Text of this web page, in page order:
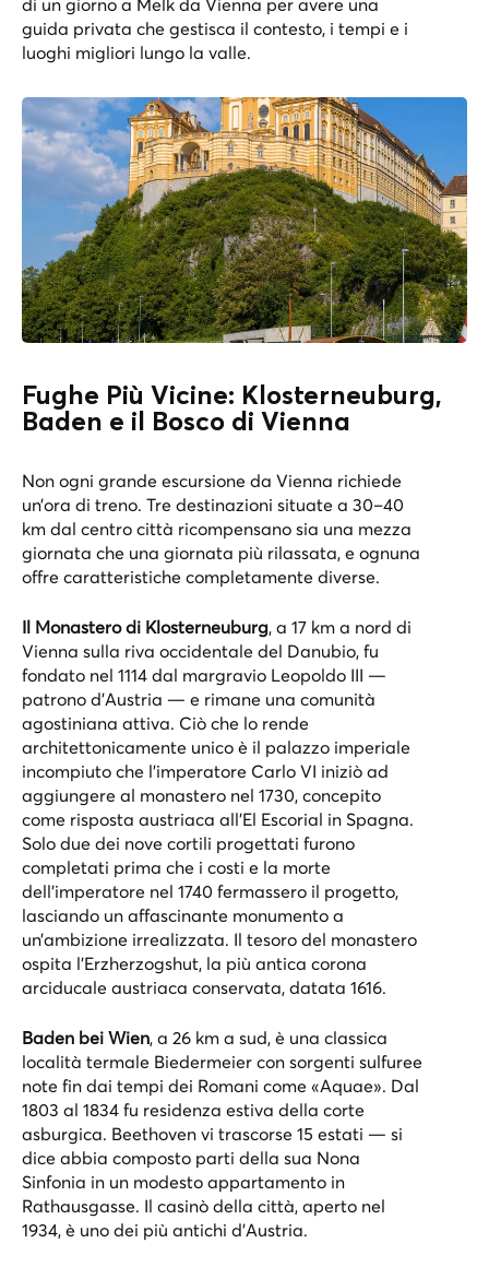
di un giorno a Melk da Vienna per avere una
guida privata che gestisca il contesto, i tempi e i
luoghi migliori lungo la valle.
Fughe Più Vicine: Klosterneuburg,
Baden e il Bosco di Vienna
Non ogni grande escursione da Vienna richiede
un’ora di treno. Tre destinazioni situate a 30–40
km dal centro città ricompensano sia una mezza
giornata che una giornata più rilassata, e ognuna
offre caratteristiche completamente diverse.
Il Monastero di Klosterneuburg, a 17 km a nord di
Vienna sulla riva occidentale del Danubio, fu
fondato nel 1114 dal margravio Leopoldo III —
patrono d’Austria — e rimane una comunità
agostiniana attiva. Ciò che lo rende
architettonicamente unico è il palazzo imperiale
incompiuto che l’imperatore Carlo VI iniziò ad
aggiungere al monastero nel 1730, concepito
come risposta austriaca all’El Escorial in Spagna.
Solo due dei nove cortili progettati furono
completati prima che i costi e la morte
dell’imperatore nel 1740 fermassero il progetto,
lasciando un affascinante monumento a
un’ambizione irrealizzata. Il tesoro del monastero
ospita l’Erzherzogshut, la più antica corona
arciducale austriaca conservata, datata 1616.
Baden bei Wien, a 26 km a sud, è una classica
località termale Biedermeier con sorgenti sulfuree
note fin dai tempi dei Romani come «Aquae». Dal
1803 al 1834 fu residenza estiva della corte
asburgica. Beethoven vi trascorse 15 estati — si
dice abbia composto parti della sua Nona
Sinfonia in un modesto appartamento in
Rathausgasse. Il casinò della città, aperto nel
1934, è uno dei più antichi d’Austria.